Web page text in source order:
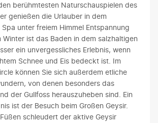
berühmtesten Naturschauspielen des
genießen die Urlauber in dem
unter freiem Himmel Entspannung
Winter ist das Baden in dem salzhaltigen
ein unvergessliches Erlebnis, wenn
Schnee und Eis bedeckt ist. Im
können Sie sich außerdem etliche
von denen besonders das
der Gullfoss herauszuheben sind. Ein
ist der Besuch beim Großen Geysir.
schleudert der aktive Geysir